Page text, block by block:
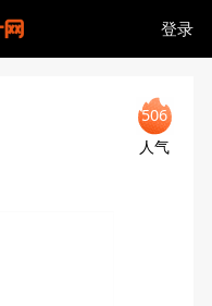
登录
506
人气